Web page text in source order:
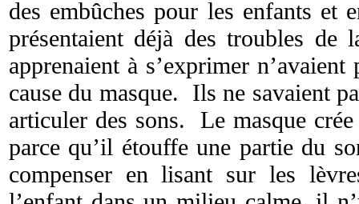
des embûches pour les enfants et
présentaient déjà des troubles
apprenaient à s’exprimer
cause du masque. Ils ne savaient
articuler des sons. Le masque
parce qu’il étouffe une partie du
compenser en lisant sur les